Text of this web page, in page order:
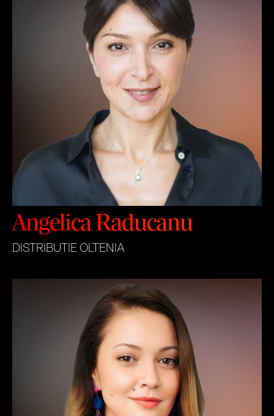
Angelica Raducanu
DISTRIBUTIE OLTENIA